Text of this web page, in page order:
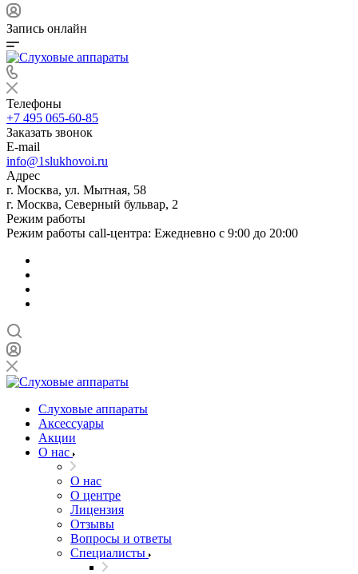
Запись онлайн
Телефоны
+7 495 065-60-85
Заказать звонок
E-mail
info@1slukhovoi.ru
Адрес
г. Москва, ул. Мытная, 58
г. Москва, Северный бульвар, 2
Режим работы
Режим работы call-центра: Ежедневно с 9:00 до 20:00
Слуховые аппараты
Аксессуары
Акции
О нас
О нас
О центре
Лицензия
Отзывы
Вопросы и ответы
Специалисты